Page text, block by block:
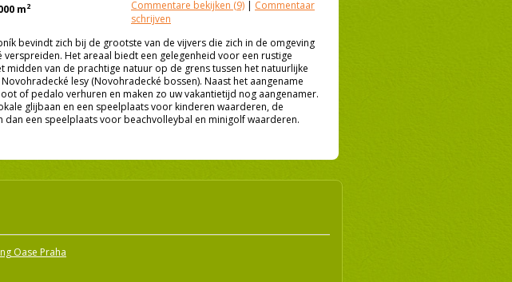
Commentare bekijken (9) | Commentaar
schrijven
m2
bevindt zich bij de grootste van de vijvers die zich in de omgeving
verspreiden. Het areaal biedt een gelegenheid voor een rustige
midden van de prachtige natuur op de grens tussen het natuurlijke
lesy (Novohradecké bossen). Naast het aangename
of pedalo verhuren en maken zo uw vakantietijd nog aangenamer.
glijbaan en een speelplaats voor kinderen waarderen, de
dan een speelplaats voor beachvolleybal en minigolf waarderen.
Oase Praha